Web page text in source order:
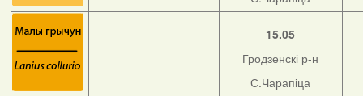
15.05
Гродзенскі р-н
С.Чарапіца